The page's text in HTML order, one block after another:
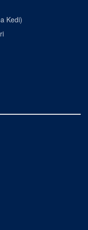
Kedi)